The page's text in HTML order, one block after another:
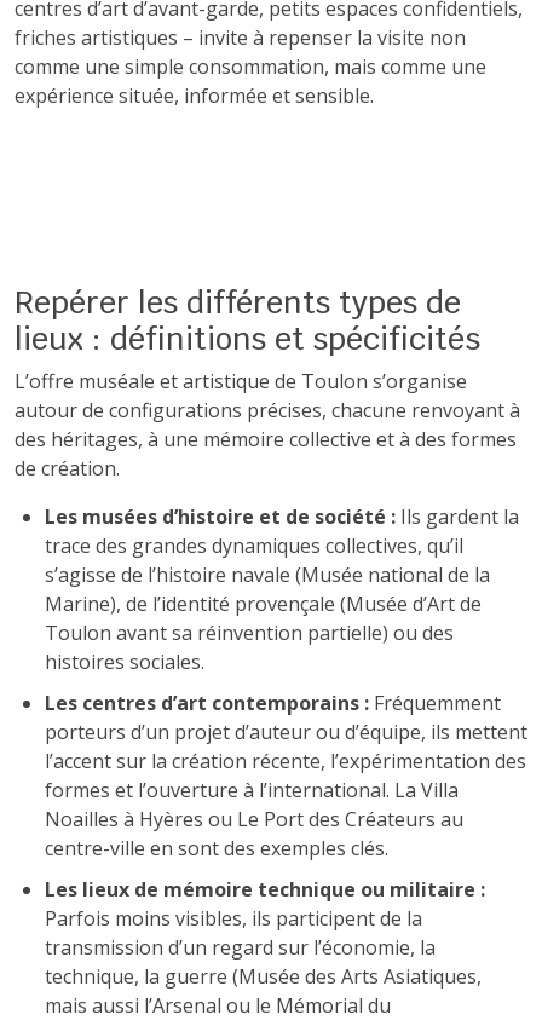
centres d’art d’avant-garde, petits espaces confidentiels,
friches artistiques – invite à repenser la visite non
comme une simple consommation, mais comme une
expérience située, informée et sensible.
Repérer les différents types de
lieux : définitions et spécificités
L’offre muséale et artistique de Toulon s’organise
autour de configurations précises, chacune renvoyant à
des héritages, à une mémoire collective et à des formes
de création.
Les musées d’histoire et de société : Ils gardent la
trace des grandes dynamiques collectives, qu’il
s’agisse de l’histoire navale (Musée national de la
Marine), de l’identité provençale (Musée d’Art de
Toulon avant sa réinvention partielle) ou des
histoires sociales.
Les centres d’art contemporains : Fréquemment
porteurs d’un projet d’auteur ou d’équipe, ils mettent
l’accent sur la création récente, l’expérimentation des
formes et l’ouverture à l’international. La Villa
Noailles à Hyères ou Le Port des Créateurs au
centre-ville en sont des exemples clés.
Les lieux de mémoire technique ou militaire :
Parfois moins visibles, ils participent de la
transmission d’un regard sur l’économie, la
technique, la guerre (Musée des Arts Asiatiques,
mais aussi l’Arsenal ou le Mémorial du